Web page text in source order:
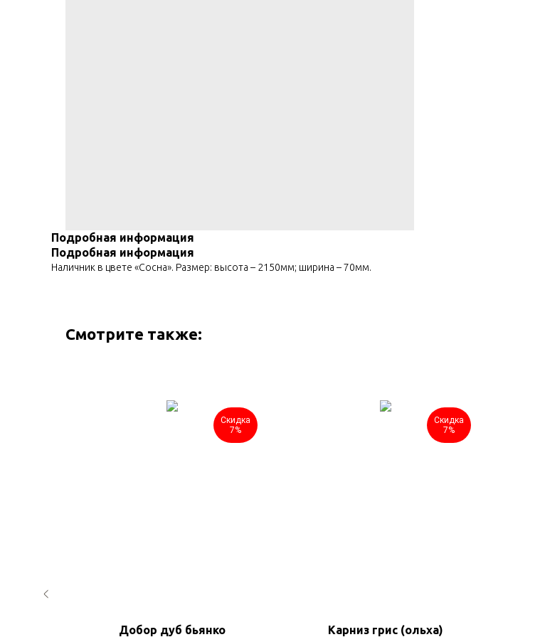
Подробная информация
Подробная информация
Наличник в цвете «Сосна». Размер: высота – 2150мм; ширина – 70мм.
Смотрите также:
Скидка
7%
Добор дуб бьянко
Скидка
7%
Карниз грис (ольха)